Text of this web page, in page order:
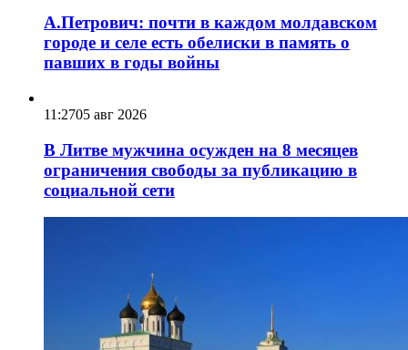
А.Петрович: почти в каждом молдавском
городе и селе есть обелиски в память о
павших в годы войны
11:2705 авг 2026
В Литве мужчина осужден на 8 месяцев
ограничения свободы за публикацию в
социальной сети